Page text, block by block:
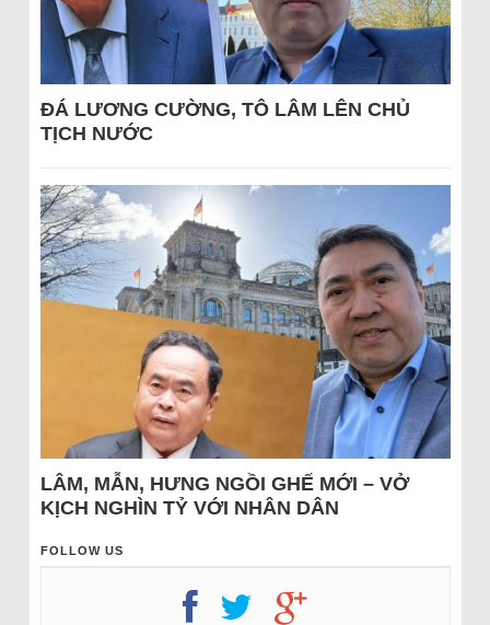
ĐÁ LƯƠNG CƯỜNG, TÔ LÂM LÊN CHỦ
TỊCH NƯỚC
LÂM, MẪN, HƯNG NGỒI GHẾ MỚI – VỞ
KỊCH NGHÌN TỶ VỚI NHÂN DÂN
FOLLOW US